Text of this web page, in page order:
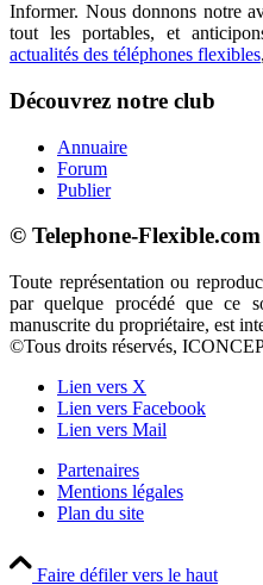
Informer. Nous donnons notre
tout les portables, et
actualités des téléphones flexibles
Découvrez notre club
Annuaire
Forum
Publier
© Telephone-Flexible.com
Toute représentation ou
par quelque procédé que ce
manuscrite du propriétaire, est
©Tous droits réservés,
Lien vers X
Lien vers Facebook
Lien vers Mail
Partenaires
Mentions légales
Plan du site
Faire défiler vers le haut